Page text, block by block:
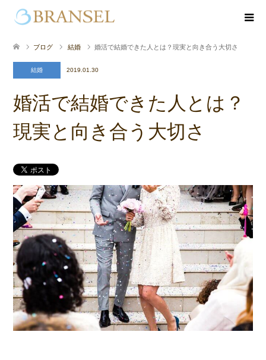
ブログ 結婚 婚活で結婚できた人とは？現実と向き合う大切さ
結婚 2019.01.30
婚活で結婚できた人とは？
現実と向き合う大切さ